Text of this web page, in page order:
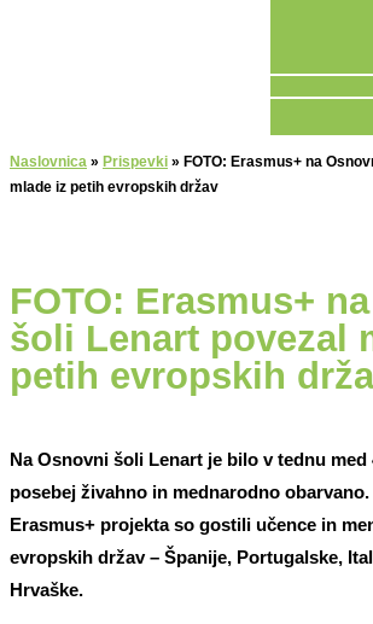
Naslovnica » Prispevki » FOTO: Erasmus+ na
mlade iz petih evropskih držav
FOTO: Erasmus+
šoli Lenart povezal
petih evropskih
Na Osnovni šoli Lenart je bilo v tednu med
posebej živahno in mednarodno
Erasmus+ projekta so gostili učence in
evropskih držav – Španije, Portugalske,
Hrvaške.